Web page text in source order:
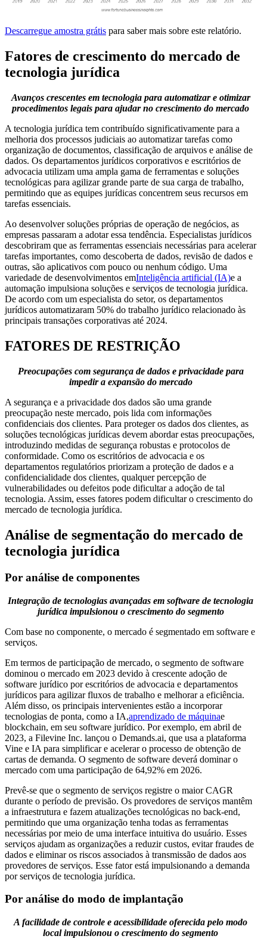
Descarregue amostra grátis para saber mais sobre este relatório.
Fatores de crescimento do mercado de
tecnologia jurídica
Avanços crescentes em tecnologia para automatizar e otimizar
procedimentos legais para ajudar no crescimento do mercado
A tecnologia jurídica tem contribuído significativamente para a
melhoria dos processos judiciais ao automatizar tarefas como
organização de documentos, classificação de arquivos e análise de
dados. Os departamentos jurídicos corporativos e escritórios de
advocacia utilizam uma ampla gama de ferramentas e soluções
tecnológicas para agilizar grande parte de sua carga de trabalho,
permitindo que as equipes jurídicas concentrem seus recursos em
tarefas essenciais.
Ao desenvolver soluções próprias de operação de negócios, as
empresas passaram a adotar essa tendência. Especialistas jurídicos
descobriram que as ferramentas essenciais necessárias para acelerar
tarefas importantes, como descoberta de dados, revisão de dados e
outras, são aplicativos com pouco ou nenhum código. Uma
variedade de desenvolvimentos emInteligência artificial (IA)e a
automação impulsiona soluções e serviços de tecnologia jurídica.
De acordo com um especialista do setor, os departamentos
jurídicos automatizaram 50% do trabalho jurídico relacionado às
principais transações corporativas até 2024.
FATORES DE RESTRIÇÃO
Preocupações com segurança de dados e privacidade para
impedir a expansão do mercado
A segurança e a privacidade dos dados são uma grande
preocupação neste mercado, pois lida com informações
confidenciais dos clientes. Para proteger os dados dos clientes, as
soluções tecnológicas jurídicas devem abordar estas preocupações,
introduzindo medidas de segurança robustas e protocolos de
conformidade. Como os escritórios de advocacia e os
departamentos regulatórios priorizam a proteção de dados e a
confidencialidade dos clientes, qualquer percepção de
vulnerabilidades ou defeitos pode dificultar a adoção de tal
tecnologia. Assim, esses fatores podem dificultar o crescimento do
mercado de tecnologia jurídica.
Análise de segmentação do mercado de
tecnologia jurídica
Por análise de componentes
Integração de tecnologias avançadas em software de tecnologia
jurídica impulsionou o crescimento do segmento
Com base no componente, o mercado é segmentado em software e
serviços.
Em termos de participação de mercado, o segmento de software
dominou o mercado em 2023 devido à crescente adoção de
software jurídico por escritórios de advocacia e departamentos
jurídicos para agilizar fluxos de trabalho e melhorar a eficiência.
Além disso, os principais intervenientes estão a incorporar
tecnologias de ponta, como a IA,aprendizado de máquinae
blockchain, em seu software jurídico. Por exemplo, em abril de
2023, a Filevine Inc. lançou o Demands.ai, que usa a plataforma
Vine e IA para simplificar e acelerar o processo de obtenção de
cartas de demanda. O segmento de software deverá dominar o
mercado com uma participação de 64,92% em 2026.
Prevê-se que o segmento de serviços registre o maior CAGR
durante o período de previsão. Os provedores de serviços mantêm
a infraestrutura e fazem atualizações tecnológicas no back-end,
permitindo que uma organização tenha todas as ferramentas
necessárias por meio de uma interface intuitiva do usuário. Esses
serviços ajudam as organizações a reduzir custos, evitar fraudes de
dados e eliminar os riscos associados à transmissão de dados aos
provedores de serviços. Esse fator está impulsionando a demanda
por serviços de tecnologia jurídica.
Por análise do modo de implantação
A facilidade de controle e acessibilidade oferecida pelo modo
local impulsionou o crescimento do segmento